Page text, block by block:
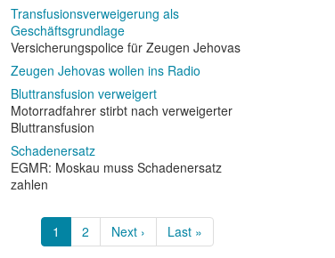
Transfusionsverweigerung als
Geschäftsgrundlage
Versicherungspolice für Zeugen Jehovas
Zeugen Jehovas wollen ins Radio
Bluttransfusion verweigert
Motorradfahrer stirbt nach verweigerter
Bluttransfusion
Schadenersatz
EGMR: Moskau muss Schadenersatz
zahlen
Seitennummerierung
Aktuelle
Seite
1 Page
2
Nächste
Seite
Next ›
Letzte
Seite
Last »